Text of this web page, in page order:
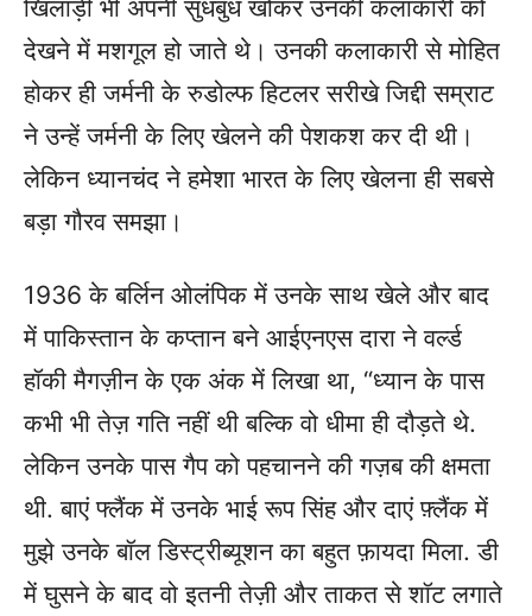
खिलाड़ी भी अपनी सुधबुध खोकर उनकी कलाकारी को
देखने में मशगूल हो जाते थे। उनकी कलाकारी से मोहित
होकर ही जर्मनी के रुडोल्फ हिटलर सरीखे जिद्दी सम्राट
ने उन्हें जर्मनी के लिए खेलने की पेशकश कर दी थी।
लेकिन ध्यानचंद ने हमेशा भारत के लिए खेलना ही सबसे
बड़ा गौरव समझा।
1936 के बर्लिन ओलंपिक में उनके साथ खेले और बाद
में पाकिस्तान के कप्तान बने आईएनएस दारा ने वर्ल्ड
हॉकी मैगज़ीन के एक अंक में लिखा था, “ध्यान के पास
कभी भी तेज़ गति नहीं थी बल्कि वो धीमा ही दौड़ते थे.
लेकिन उनके पास गैप को पहचानने की गज़ब की क्षमता
थी. बाएं फ्लैंक में उनके भाई रूप सिंह और दाएं फ़्लैंक में
मुझे उनके बॉल डिस्ट्रीब्यूशन का बहुत फ़ायदा मिला. डी
में घुसने के बाद वो इतनी तेज़ी और ताकत से शॉट लगाते